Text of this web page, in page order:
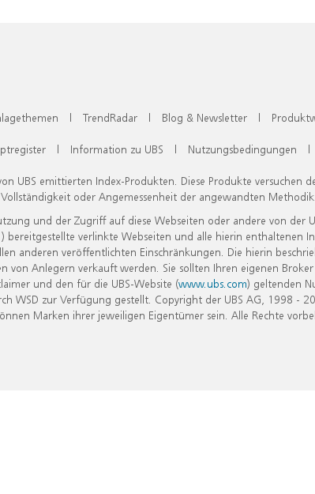
| TrendRadar | Blog & Newsletter |
| Information zu UBS | Nutzungsbedingungen |
UBS emittierten Index-Produkten. Diese Produkte versuchen
oder Angemessenheit der angewandten Methodik.
und der Zugriff auf diese Webseiten oder andere von der
verlinkte Webseiten und alle hierin enthaltenen
anderen veröffentlichten Einschränkungen. Die hierin
Anlegern verkauft werden. Sie sollten Ihren eigenen
und den für die UBS-Website (www.ubs.com) geltenden
zur Verfügung gestellt. Copyright der UBS AG, 1998 -
Marken ihrer jeweiligen Eigentümer sein. Alle Rechte